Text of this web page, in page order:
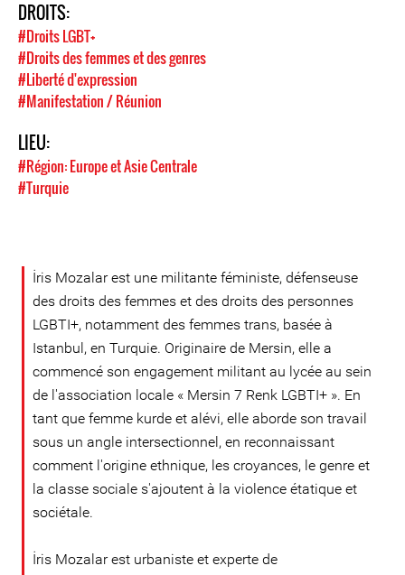
DROITS:
#Droits LGBT+
#Droits des femmes et des genres
#Liberté d'expression
#Manifestation / Réunion
LIEU:
#Région: Europe et Asie Centrale
#Turquie
İris Mozalar est une militante féministe, défenseuse
des droits des femmes et des droits des personnes
LGBTI+, notamment des femmes trans, basée à
Istanbul, en Turquie. Originaire de Mersin, elle a
commencé son engagement militant au lycée au sein
de l'association locale « Mersin 7 Renk LGBTI+ ». En
tant que femme kurde et alévi, elle aborde son travail
sous un angle intersectionnel, en reconnaissant
comment l'origine ethnique, les croyances, le genre et
la classe sociale s'ajoutent à la violence étatique et
sociétale.
İris Mozalar est urbaniste et experte de